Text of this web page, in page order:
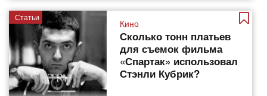
Статьи
Кино
Сколько тонн платьев
для съемок фильма
«Спартак» использовал
Стэнли Кубрик?